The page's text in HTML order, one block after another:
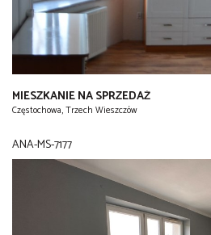
MIESZKANIE NA SPRZEDAŻ
Częstochowa, Trzech Wieszczów
ANA-MS-7177